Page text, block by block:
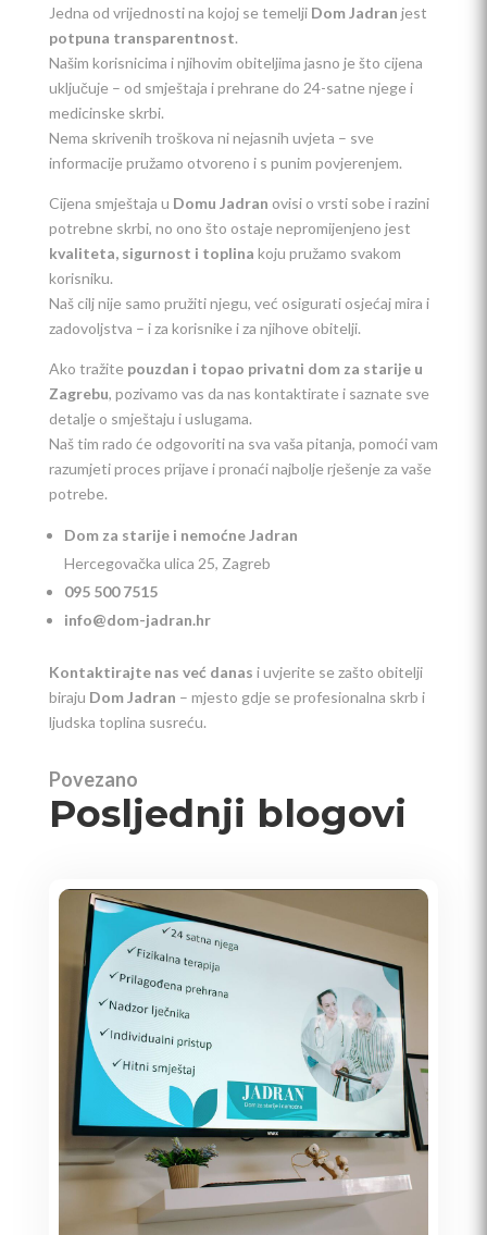
Jedna od vrijednosti na kojoj se temelji Dom Jadran jest
potpuna transparentnost.
Našim korisnicima i njihovim obiteljima jasno je što cijena
uključuje – od smještaja i prehrane do 24-satne njege i
medicinske skrbi.
Nema skrivenih troškova ni nejasnih uvjeta – sve
informacije pružamo otvoreno i s punim povjerenjem.
Cijena smještaja u Domu Jadran ovisi o vrsti sobe i razini
potrebne skrbi, no ono što ostaje nepromijenjeno jest
kvaliteta, sigurnost i toplina koju pružamo svakom
korisniku.
Naš cilj nije samo pružiti njegu, već osigurati osjećaj mira i
zadovoljstva – i za korisnike i za njihove obitelji.
Ako tražite pouzdan i topao privatni dom za starije u
Zagrebu, pozivamo vas da nas kontaktirate i saznate sve
detalje o smještaju i uslugama.
Naš tim rado će odgovoriti na sva vaša pitanja, pomoći vam
razumjeti proces prijave i pronaći najbolje rješenje za vaše
potrebe.
Dom za starije i nemoćne Jadran
Hercegovačka ulica 25, Zagreb
095 500 7515
info@dom-jadran.hr
Kontaktirajte nas već danas i uvjerite se zašto obitelji
biraju Dom Jadran – mjesto gdje se profesionalna skrb i
ljudska toplina susreću.
Povezano
Posljednji blogovi